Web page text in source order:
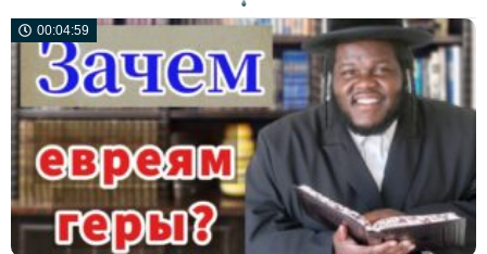
00:04:59